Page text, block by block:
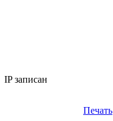
IP записан
Печать